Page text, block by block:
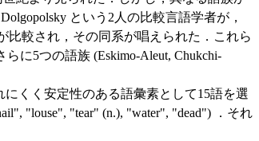
という2人の比較言語学者が，
比較され，その同系が唱えられた．これら
に5つの語族 (Eskimo-Aleut, Chukchi-
くく安定性のある語彙素として15語を選
"louse", "tear" (n.), "water", "dead") ．それ